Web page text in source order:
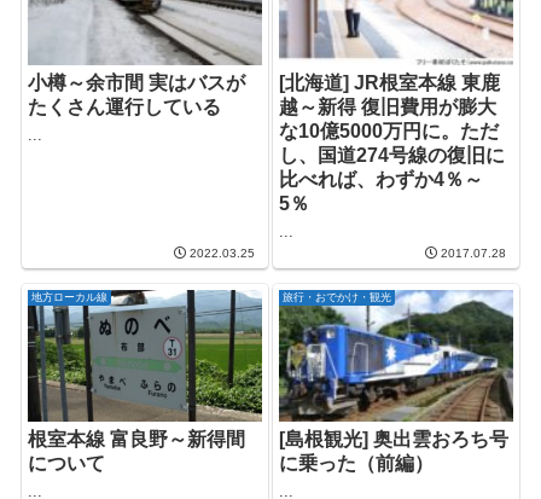
小樽～余市間 実はバスが
たくさん運行している
...
2022.03.25
[北海道] JR根室本線 東鹿
越～新得 復旧費用が膨大
な10億5000万円に。ただ
し、国道274号線の復旧に
比べれば、わずか4％～
5％
...
2017.07.28
地方ローカル線
根室本線 富良野～新得間
について
旅行・おでかけ・観光
[島根観光] 奥出雲おろち号
に乗った（前編）